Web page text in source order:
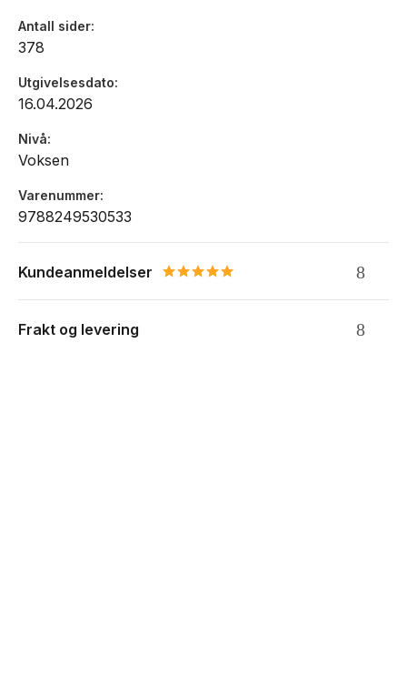
Antall sider
378
Utgivelsesdato
16.04.2026
Nivå
Voksen
Varenummer
9788249530533
Kundeanmeldelser 5.0 star rating
Frakt og levering